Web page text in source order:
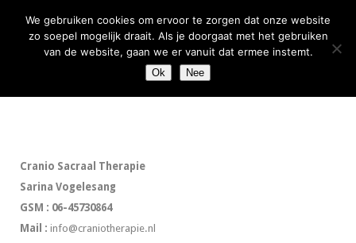
Cranio Sacraal Therapie
Sarina Vogelesang
GSM : 06-45730864
Mail : info@craniotherapie.nl
We gebruiken cookies om ervoor te zorgen dat onze website
zo soepel mogelijk draait. Als je doorgaat met het gebruiken
van de website, gaan we er vanuit dat ermee instemt.
Ok Nee